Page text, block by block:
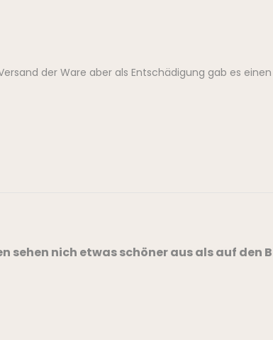
der Ware aber als Entschädigung gab es
sehen nich etwas schöner aus als auf den